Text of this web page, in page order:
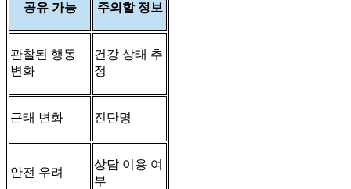
공유 가능 주의할 정보
관찰된 행동
변화
건강 상태 추
정
근태 변화 진단명
안전 우려
상담 이용 여
부